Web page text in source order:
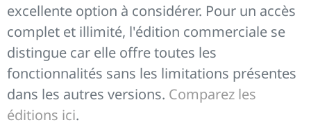
excellente option à considérer. Pour un accès
complet et illimité, l'édition commerciale se
distingue car elle offre toutes les
fonctionnalités sans les limitations présentes
dans les autres versions. Comparez les
éditions ici.